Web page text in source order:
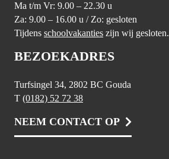
Ma t/m Vr: 9.00 – 22.30 u
Za: 9.00 – 16.00 u / Zo: gesloten
Tijdens schoolvakanties zijn wij gesloten.
BEZOEKADRES
Turfsingel 34, 2802 BC Gouda
T (0182) 52 72 38
NEEM CONTACT OP